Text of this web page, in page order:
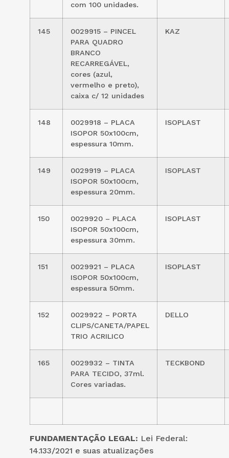
com 100 unidades.
145
0029915 – PINCEL
PARA QUADRO
BRANCO
RECARREGÁVEL,
cores (azul,
vermelho e preto),
caixa c/ 12 unidades
KAZ
148
0029918 – PLACA
ISOPOR 50x100cm,
espessura 10mm.
ISOPLAST
149
0029919 – PLACA
ISOPOR 50x100cm,
espessura 20mm.
ISOPLAST
150
0029920 – PLACA
ISOPOR 50x100cm,
espessura 30mm.
ISOPLAST
151
0029921 – PLACA
ISOPOR 50x100cm,
espessura 50mm.
ISOPLAST
152
0029922 – PORTA
CLIPS/CANETA/PAPEL
TRIO ACRILICO
DELLO
165
0029932 – TINTA
PARA TECIDO, 37ml.
Cores variadas.
TECKBOND
FUNDAMENTAÇÃO LEGAL: Lei Federal:
14.133/2021 e suas atualizações